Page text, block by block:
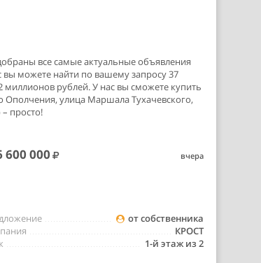
все самые актуальные объявления
можете найти по вашему запросу 37
рублей. У нас вы сможете купить
улица Маршала Тухачевского,
просто!
600 000 вчера
от собственника
КРОСТ
1-й этаж из 2